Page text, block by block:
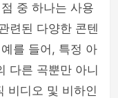
중 하나는 사용
련된 다양한 콘텐
를 들어, 특정 아
다른 곡뿐만 아니
비디오 및 비하인